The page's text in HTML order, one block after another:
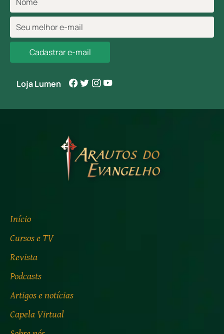
Cadastrar e-mail
Loja Lumen
Início
Cursos e TV
Revista
Podcasts
Artigos e notícias
Capela Virtual